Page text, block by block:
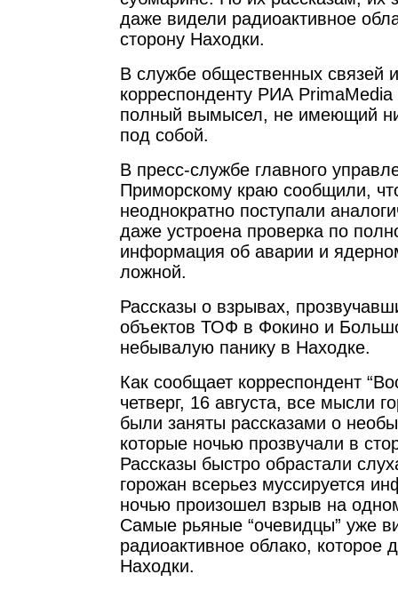
даже видели радиоактивное
сторону Находки.
В службе общественных
корреспонденту РИА PrimaMedia
полный вымысел, не имеющий
под собой.
В пресс-службе главного
Приморскому краю сообщили,
неоднократно поступали
даже устроена проверка по
информация об аварии и
ложной.
Рассказы о взрывах,
объектов ТОФ в Фокино и
небывалую панику в Находке.
Как сообщает корреспондент
четверг, 16 августа, все мысли
были заняты рассказами о
которые ночью прозвучали в
Рассказы быстро обрастали
горожан всерьез муссируется
ночью произошел взрыв на
Самые рьяные “очевидцы” уже
радиоактивное облако, которое
Находки.